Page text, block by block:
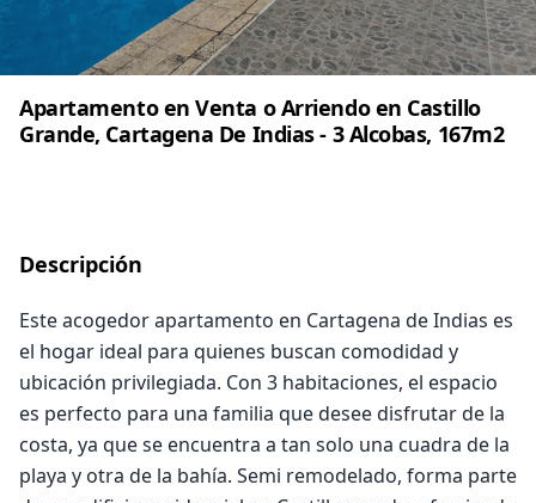
Apartamento en Venta o Arriendo en Castillo
Grande, Cartagena De Indias - 3 Alcobas, 167m2
Descripción
Este acogedor apartamento en Cartagena de Indias es
el hogar ideal para quienes buscan comodidad y
ubicación privilegiada. Con 3 habitaciones, el espacio
es perfecto para una familia que desee disfrutar de la
costa, ya que se encuentra a tan solo una cuadra de la
playa y otra de la bahía. Semi remodelado, forma parte